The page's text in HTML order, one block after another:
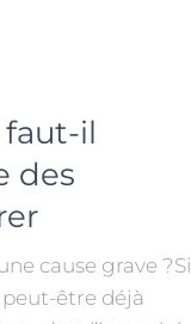
faut-il
des
cause grave ?Si
peut-être déjà